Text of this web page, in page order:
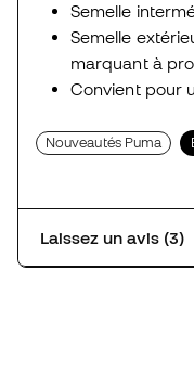
Semelle
Semelle
marquant à
Convient pour
Nouveautés Puma
Laissez un avis (3)